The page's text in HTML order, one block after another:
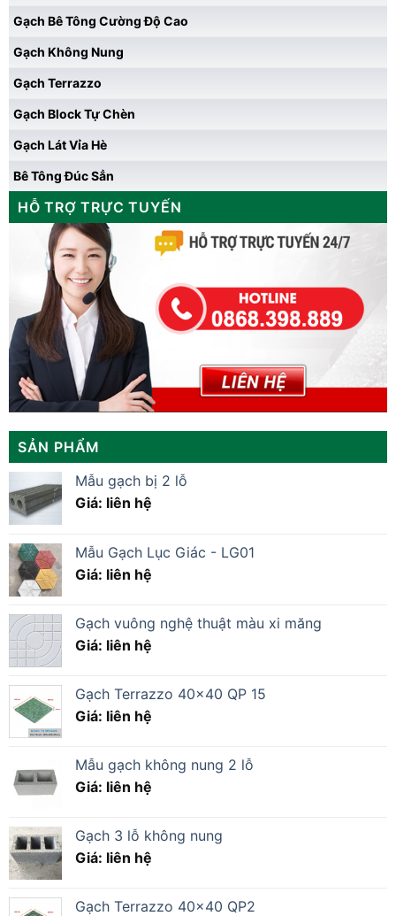
Gạch Bê Tông Cường Độ Cao
Gạch Không Nung
Gạch Terrazzo
Gạch Block Tự Chèn
Gạch Lát Vỉa Hè
Bê Tông Đúc Sẳn
HỖ TRỢ TRỰC TUYẾN
SẢN PHẨM
Mẫu gạch bị 2 lỗ
Giá: liên hệ
Mẫu Gạch Lục Giác - LG01
Giá: liên hệ
Gạch vuông nghệ thuật màu xi măng
Giá: liên hệ
Gạch Terrazzo 40×40 QP 15
Giá: liên hệ
Mẫu gạch không nung 2 lỗ
Giá: liên hệ
Gạch 3 lỗ không nung
Giá: liên hệ
Gạch Terrazzo 40×40 QP2